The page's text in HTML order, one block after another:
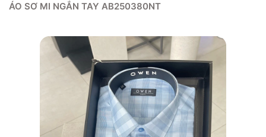
ÁO SƠ MI NGẮN TAY AB250380NT